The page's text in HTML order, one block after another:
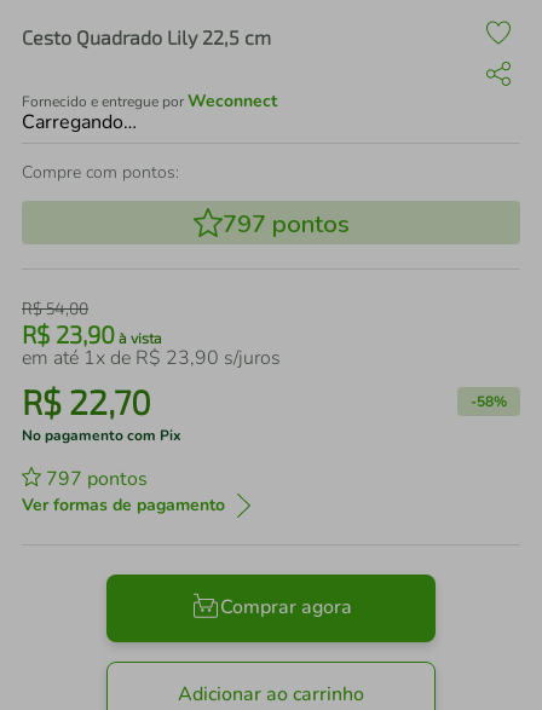
Cesto Quadrado Lily 22,5 cm
Fornecido e entregue porWeconnect
Carregando…
Compre com pontos:
797 pontos
R$54,00
R$ 23,90 à vista
em até 1x de R$ 23,90 s/juros
R$ 22,70 -58%
No pagamento com Pix
797 pontos
Ver formas de pagamento
Comprar agora
Adicionar ao carrinho